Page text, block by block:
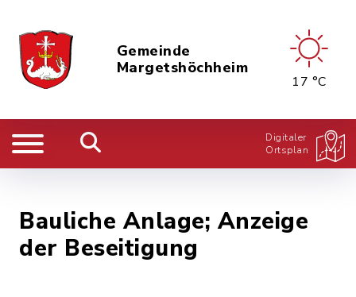
Gemeinde
Margetshöchheim
17 °C
Digitaler
Ortsplan
Bauliche Anlage; Anzeige
der Beseitigung